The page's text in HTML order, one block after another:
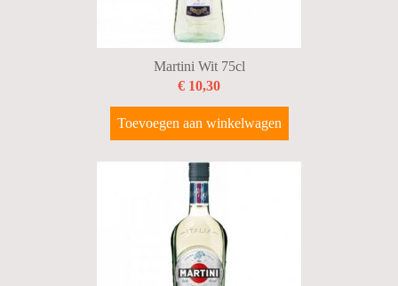
Martini Wit 75cl
€ 10,30
Toevoegen aan winkelwagen